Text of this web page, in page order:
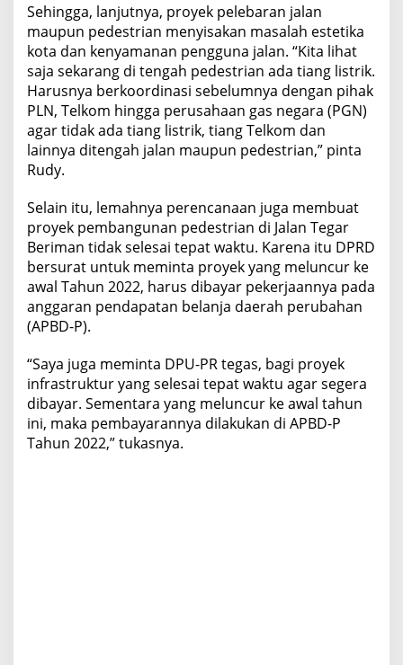
Sehingga, lanjutnya, proyek pelebaran jalan
maupun pedestrian menyisakan masalah estetika
kota dan kenyamanan pengguna jalan. “Kita lihat
saja sekarang di tengah pedestrian ada tiang listrik.
Harusnya berkoordinasi sebelumnya dengan pihak
PLN, Telkom hingga perusahaan gas negara (PGN)
agar tidak ada tiang listrik, tiang Telkom dan
lainnya ditengah jalan maupun pedestrian,” pinta
Rudy.
Selain itu, lemahnya perencanaan juga membuat
proyek pembangunan pedestrian di Jalan Tegar
Beriman tidak selesai tepat waktu. Karena itu DPRD
bersurat untuk meminta proyek yang meluncur ke
awal Tahun 2022, harus dibayar pekerjaannya pada
anggaran pendapatan belanja daerah perubahan
(APBD-P).
“Saya juga meminta DPU-PR tegas, bagi proyek
infrastruktur yang selesai tepat waktu agar segera
dibayar. Sementara yang meluncur ke awal tahun
ini, maka pembayarannya dilakukan di APBD-P
Tahun 2022,” tukasnya.